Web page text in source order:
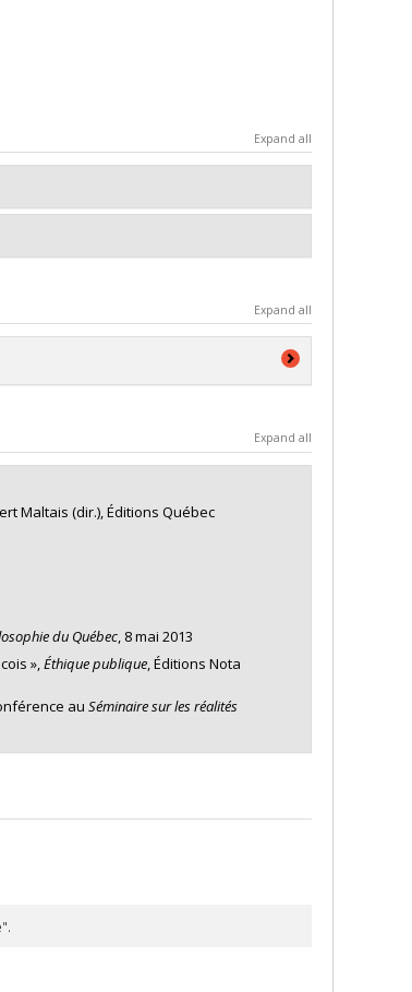
Expand all
Expand all
Expand all
Maltais (dir.), Éditions Québec
du Québec , 8 mai 2013
», Éthique publique , Éditions Nota
au Séminaire sur les réalités